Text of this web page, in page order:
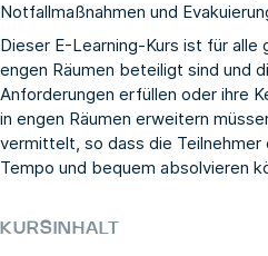
Notfallmaßnahmen und
Dieser E-Learning-Kurs ist für alle
engen Räumen beteiligt sind und
Anforderungen erfüllen oder ihre
in engen Räumen erweitern
vermittelt, so dass die Teilnehmer
Tempo und bequem absolvieren
KURSINHALT